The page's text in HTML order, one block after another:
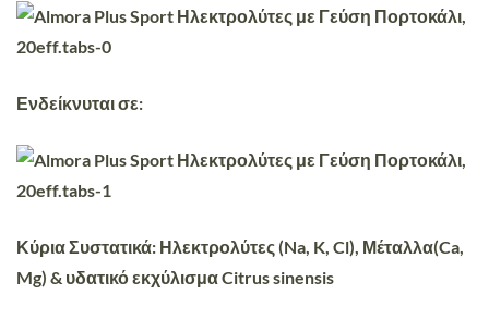
Ενδείκνυται σε:
Κύρια Συστατικά: Ηλεκτρολύτες (Na, K, Cl), Μέταλλα(Ca,
Mg) & υδατικό εκχύλισμα Citrus sinensis